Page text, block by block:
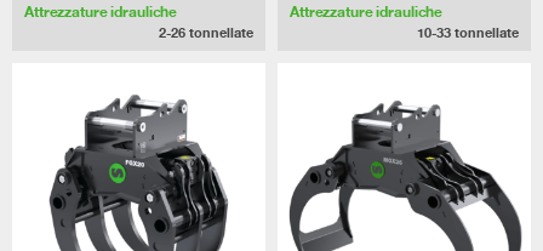
Attrezzature idrauliche
2-26 tonnellate
Attrezzature idrauliche
10-33 tonnellate